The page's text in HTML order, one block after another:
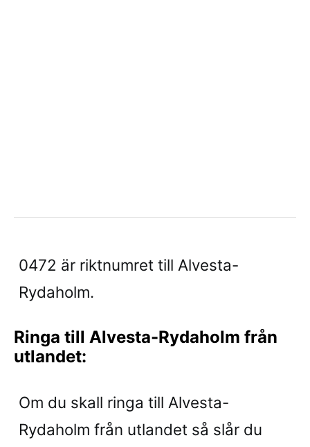
0472 är riktnumret till Alvesta-
Rydaholm.
Ringa till Alvesta-Rydaholm från
utlandet:
Om du skall ringa till Alvesta-
Rydaholm från utlandet så slår du